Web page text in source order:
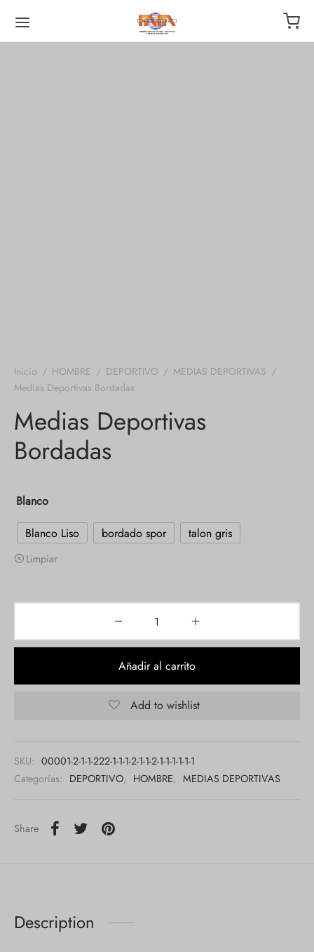
Inicio / HOMBRE / DEPORTIVO / MEDIAS DEPORTIVAS /
Medias Deportivas Bordadas
Medias Deportivas
Bordadas
Blanco
Blanco Liso
bordado spor talon gris
Limpiar
Añadir al carrito
Add to wishlist
SKU: 00001-2-1-1-222-1-1-1-2-1-1-2-1-1-1-1-1-1
Categorías: DEPORTIVO, HOMBRE, MEDIAS DEPORTIVAS
Share
Description